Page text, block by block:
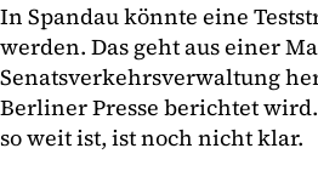
In Spandau könnte eine
werden. Das geht aus einer
Senatsverkehrsverwaltung
Berliner Presse berichtet
so weit ist, ist noch nicht klar.